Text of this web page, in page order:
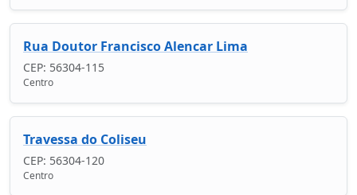
Rua Doutor Francisco Alencar Lima
CEP: 56304-115
Centro
Travessa do Coliseu
CEP: 56304-120
Centro